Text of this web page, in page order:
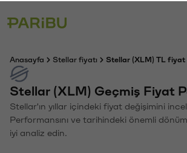
Anasayfa Stellar fiyatı Stellar (XLM) TL fiyat
Stellar (XLM) Geçmiş Fiyat
Stellar'ın yıllar içindeki fiyat değişimini
Performansını ve tarihindeki önemli
iyi analiz edin.